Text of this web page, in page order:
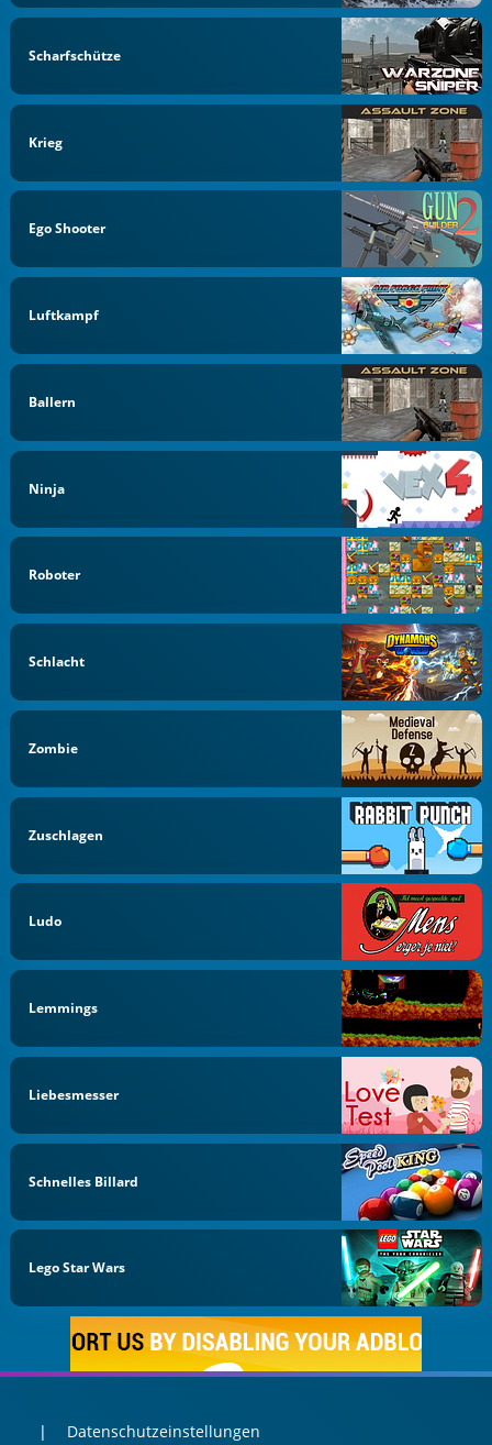
Scharfschütze
Krieg
Ego Shooter
Luftkampf
Ballern
Ninja
Roboter
Schlacht
Zombie
Zuschlagen
Ludo
Lemmings
Liebesmesser
Schnelles Billard
Lego Star Wars
Datenschutzeinstellungen